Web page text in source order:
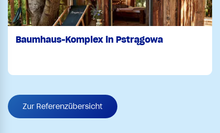
Baumhaus-Komplex in Pstrągowa
Zur Referenzübersicht